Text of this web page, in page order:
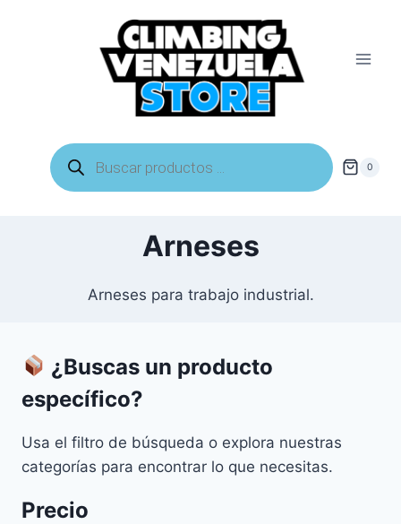
Búsqueda
de
productos
0
Arneses
Arneses para trabajo industrial.
¿Buscas un producto
específico?
Usa el filtro de búsqueda o explora nuestras
categorías para encontrar lo que necesitas.
Precio